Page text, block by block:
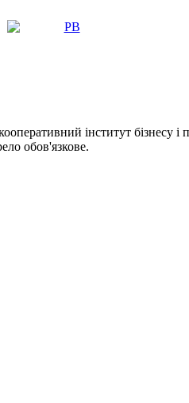
інститут бізнесу
обов'язкове.